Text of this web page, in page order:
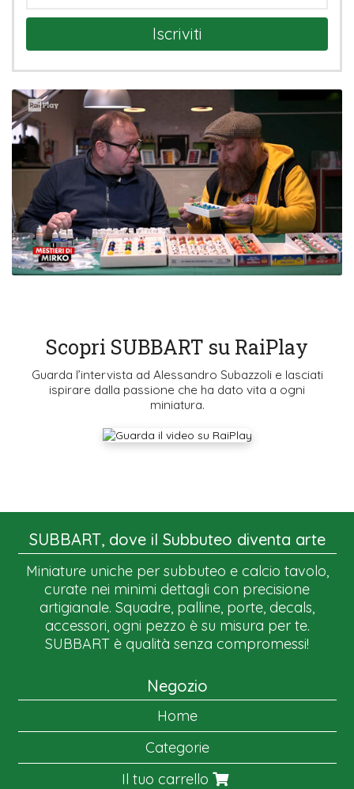
Iscriviti
Scopri SUBBART su RaiPlay
Guarda l’intervista ad Alessandro Subazzoli e lasciati
ispirare dalla passione che ha dato vita a ogni
miniatura.
SUBBART, dove il Subbuteo diventa arte
Miniature uniche per subbuteo e calcio tavolo,
curate nei minimi dettagli con precisione
artigianale. Squadre, palline, porte, decals,
accessori, ogni pezzo è su misura per te.
SUBBART è qualità senza compromessi!
Negozio
Home
Categorie
Il tuo carrello